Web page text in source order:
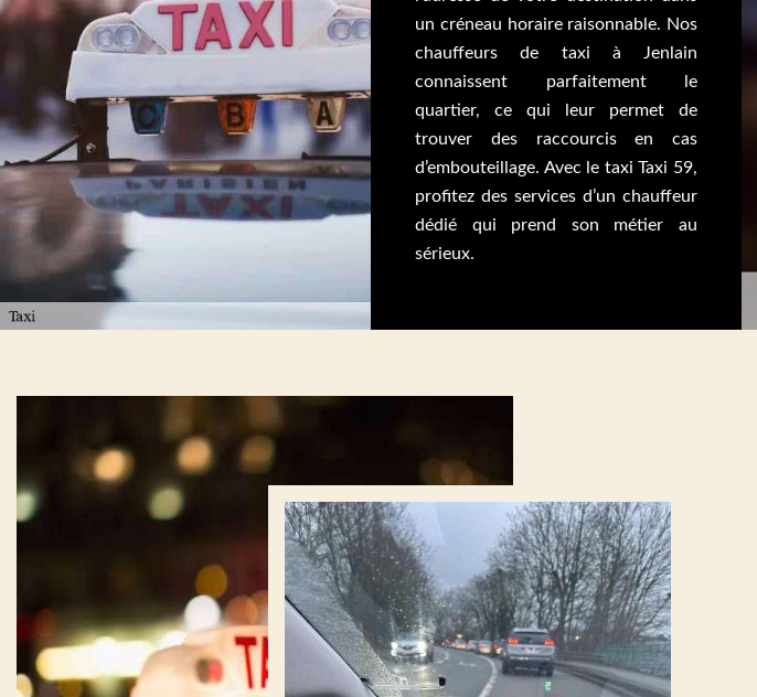
un créneau horaire raisonnable. Nos
chauffeurs de taxi à Jenlain
connaissent parfaitement le
quartier, ce qui leur permet de
trouver des raccourcis en cas
d’embouteillage. Avec le taxi Taxi 59,
profitez des services d’un chauffeur
dédié qui prend son métier au
sérieux.